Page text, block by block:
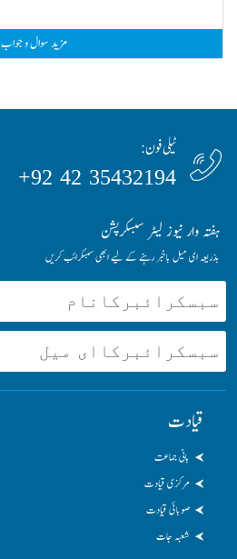
مزید سوال و جواب
ٹیلی فون:
35432194 42 92+
ہفتہ وار نیوز لیٹر سبسکرپشن
بذریعہ ای میل باخبر رہنے کے لیے ابھی سبسکرائب کریں
قیادت
بانی جماعت
مرکزی قیادت
صوبائی قیادت
شعبہ جات